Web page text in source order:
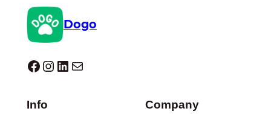
Dogo
Dogo facebook InstagramLinkedIn E-mail
Info Company